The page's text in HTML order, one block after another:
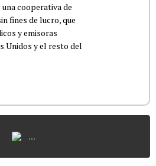
cooperativa de
fines de lucro, que
y emisoras
Unidos y el resto del
...